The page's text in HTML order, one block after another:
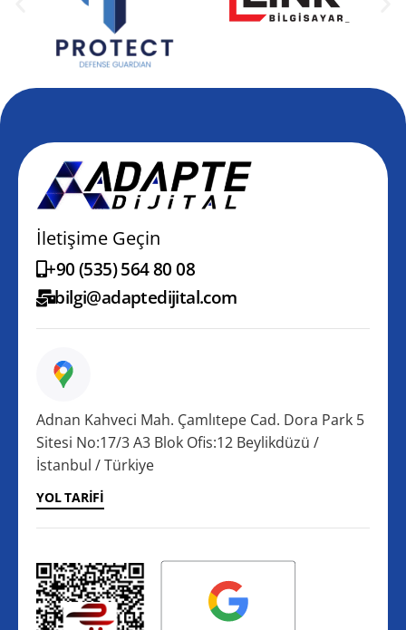
İletişime Geçin
+90 (535) 564 80 08
bilgi@adaptedijital.com
Adnan Kahveci Mah. Çamlıtepe Cad. Dora Park 5
Sitesi No:17/3 A3 Blok Ofis:12 Beylikdüzü /
İstanbul / Türkiye
YOL TARIFI